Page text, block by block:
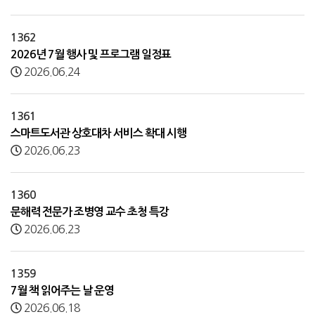
1362
2026년 7월 행사 및 프로그램 일정표
2026.06.24
1361
스마트도서관 상호대차 서비스 확대 시행
2026.06.23
1360
문해력 전문가 조병영 교수 초청 특강
2026.06.23
1359
7월 책 읽어주는 날 운영
2026.06.18